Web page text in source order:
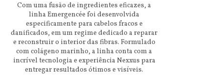
Com uma fusão de ingredientes eficazes, a
linha Emergencée foi desenvolvida
especificamente para cabelos fracos e
danificados, em um regime dedicado a reparar
e reconstruir o interior das fibras. Formulado
com colágeno marinho, a linha conta com a
incrível tecnologia e experiência Nexxus para
entregar resultados ótimos e visíveis.